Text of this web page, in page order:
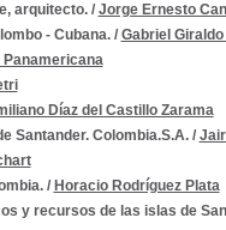
arquitecto./ Jorge Ernesto
- Cubana./ Gabriel
Díaz del Castillo Zarama
Santander. Colombia.S.A./
/ Horacio Rodríguez Plata
y recursos de las islas de